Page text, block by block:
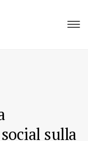
sulla